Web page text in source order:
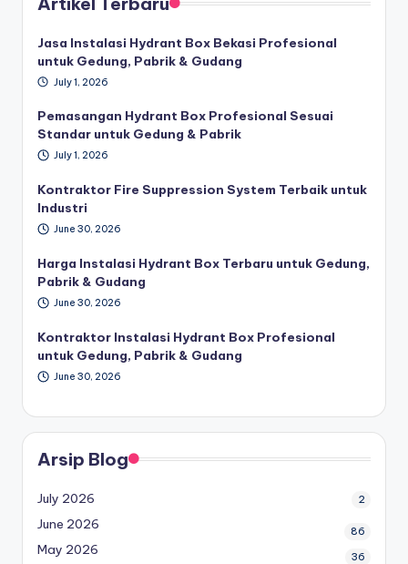
Jasa Instalasi Hydrant Box Bekasi Profesional
untuk Gedung, Pabrik & Gudang
July 1, 2026
Pemasangan Hydrant Box Profesional Sesuai
Standar untuk Gedung & Pabrik
July 1, 2026
Kontraktor Fire Suppression System Terbaik untuk
Industri
June 30, 2026
Harga Instalasi Hydrant Box Terbaru untuk Gedung,
Pabrik & Gudang
June 30, 2026
Kontraktor Instalasi Hydrant Box Profesional
untuk Gedung, Pabrik & Gudang
June 30, 2026
Arsip Blog
July 2026 2
June 2026 86
May 2026 36